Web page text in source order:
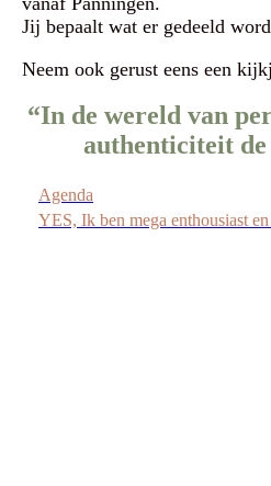
Jij bepaalt wat er gedeeld
Neem ook gerust eens een
“In de wereld van
authenticiteit
Agenda
YES, Ik ben mega enthousiast